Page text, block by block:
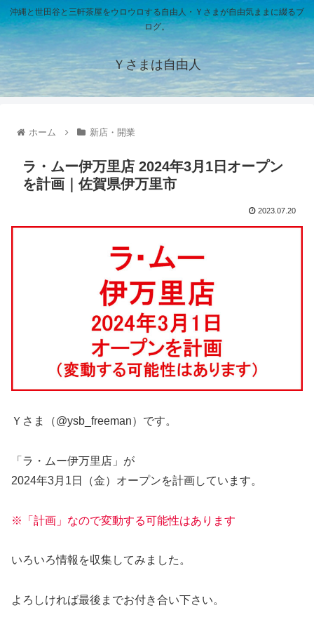
沖縄と世田谷と三軒茶屋をウロウロする自由人・Ｙさまが自由気ままに綴るブ
ログ。
Ｙさまは自由人
ホーム 新店・開業
ラ・ムー伊万里店 2024年3月1日オープン
を計画｜佐賀県伊万里市
2023.07.20
Ｙさま（@ysb_freeman）です。
「ラ・ムー伊万里店」が
2024年3月1日（金）オープンを計画しています。
※「計画」なので変動する可能性はあります
いろいろ情報を収集してみました。
よろしければ最後までお付き合い下さい。